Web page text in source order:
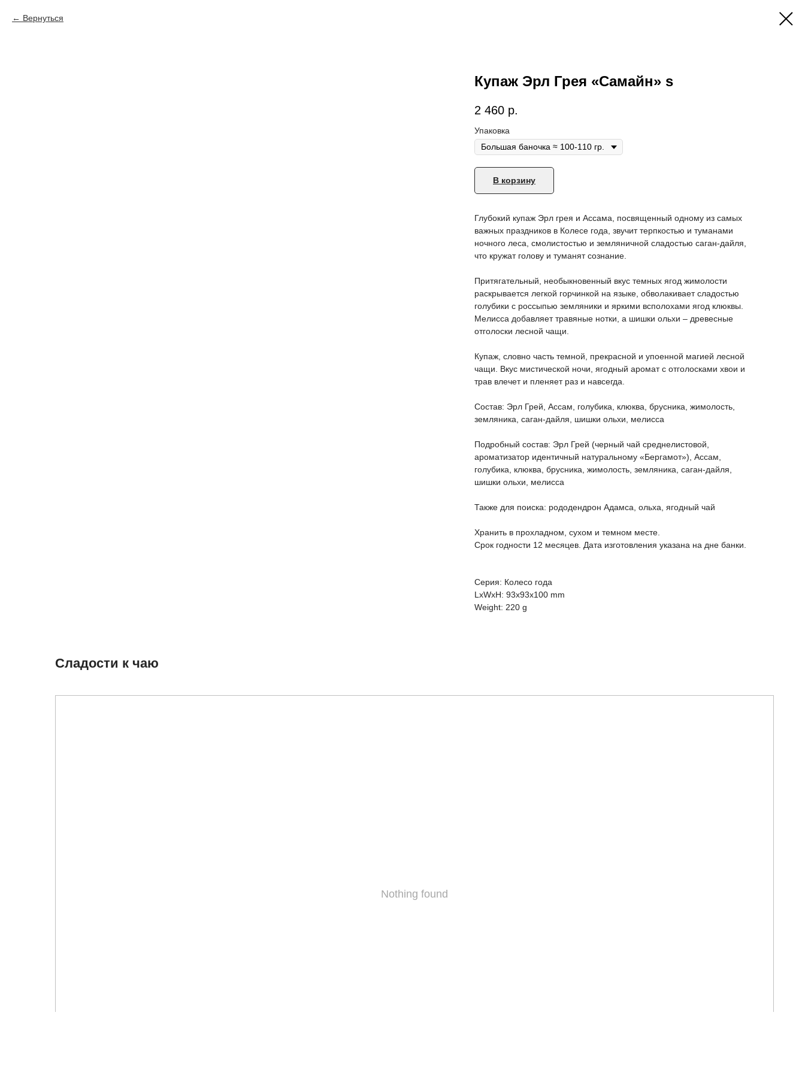
Вернуться
Купаж Эрл Грея «Самайн» s
2 460 р.
Упаковка
В корзину
Глубокий купаж Эрл грея и Ассама, посвященный одному из самых
важных праздников в Колесе года, звучит терпкостью и туманами
ночного леса, смолистостью и земляничной сладостью саган-дайля,
что кружат голову и туманят сознание.
Притягательный, необыкновенный вкус темных ягод жимолости
раскрывается легкой горчинкой на языке, обволакивает сладостью
голубики с россыпью земляники и яркими всполохами ягод клюквы.
Мелисса добавляет травяные нотки, а шишки ольхи – древесные
отголоски лесной чащи.
Купаж, словно часть темной, прекрасной и упоенной магией лесной
чащи. Вкус мистической ночи, ягодный аромат с отголосками хвои и
трав влечет и пленяет раз и навсегда.
Состав: Эрл Грей, Ассам, голубика, клюква, брусника, жимолость,
земляника, саган-дайля, шишки ольхи, мелисса
Подробный состав: Эрл Грей (черный чай среднелистовой,
ароматизатор идентичный натуральному «Бергамот»), Ассам,
голубика, клюква, брусника, жимолость, земляника, саган-дайля,
шишки ольхи, мелисса
Также для поиска: рододендрон Адамса, ольха, ягодный чай
Хранить в прохладном, сухом и темном месте.
Срок годности 12 месяцев. Дата изготовления указана на дне банки.
Серия: Колесо года
LxWxH: 93x93x100 mm
Weight: 220 g
Сладости к чаю
Nothing found